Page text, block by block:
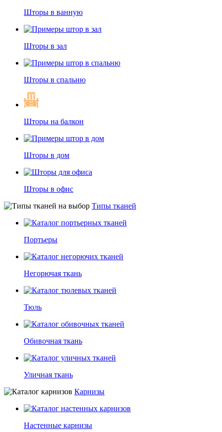
Шторы в ванную
Шторы в зал
Шторы в спальню
Шторы на балкон
Шторы в дом
Шторы в офис
Типы тканей
Портьеры
Негорючая ткань
Тюль
Обивочная ткань
Уличная ткань
Карнизы
Настенные карнизы